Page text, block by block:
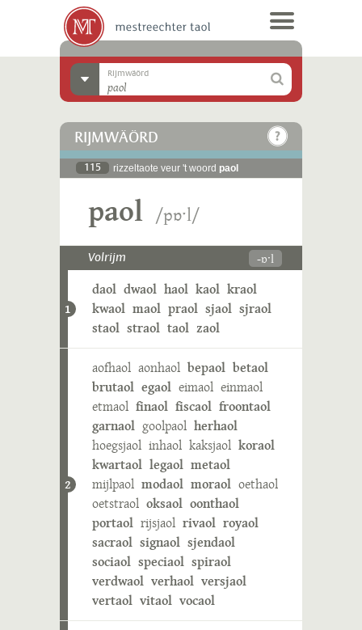
Rijmwäörd
RIJMWÄÖRD
115 rizzeltaote veur 't woord paol
paol /pɒˑl/
Volrijm -ɒˑl
1
daol dwaol haol kaol kraol
kwaol maol praol sjaol sjraol
staol straol taol zaol
2
aofhaol aonhaol bepaol betaol
brutaol egaol eimaol einmaol
etmaol finaol fiscaol froontaol
garnaol goolpaol herhaol
hoegsjaol inhaol kaksjaol koraol
kwartaol legaol metaol
mijlpaol modaol moraol oethaol
oetstraol oksaol oonthaol
portaol rijsjaol rivaol royaol
sacraol signaol sjendaol
sociaol speciaol spiraol
verdwaol verhaol versjaol
vertaol vitaol vocaol